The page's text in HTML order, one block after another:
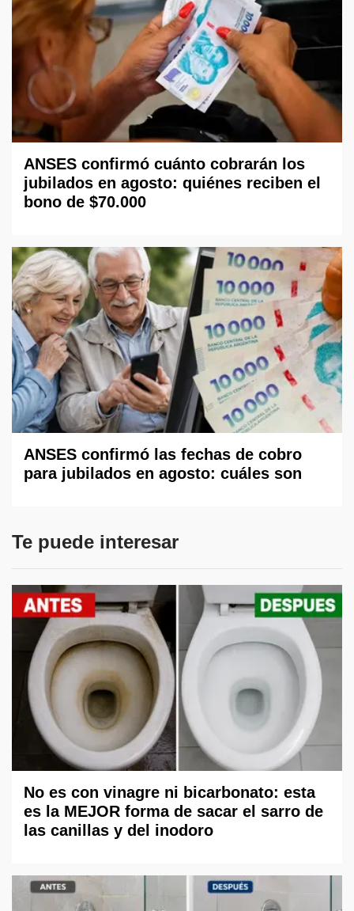
ANSES confirmó cuánto cobrarán los
jubilados en agosto: quiénes reciben el
bono de $70.000
ANSES confirmó las fechas de cobro
para jubilados en agosto: cuáles son
Te puede interesar
No es con vinagre ni bicarbonato: esta
es la MEJOR forma de sacar el sarro de
las canillas y del inodoro